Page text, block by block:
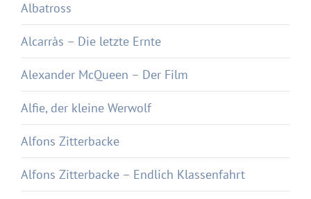
Albatross
Alcarràs – Die letzte Ernte
Alexander McQueen – Der Film
Alfie, der kleine Werwolf
Alfons Zitterbacke
Alfons Zitterbacke – Endlich Klassenfahrt